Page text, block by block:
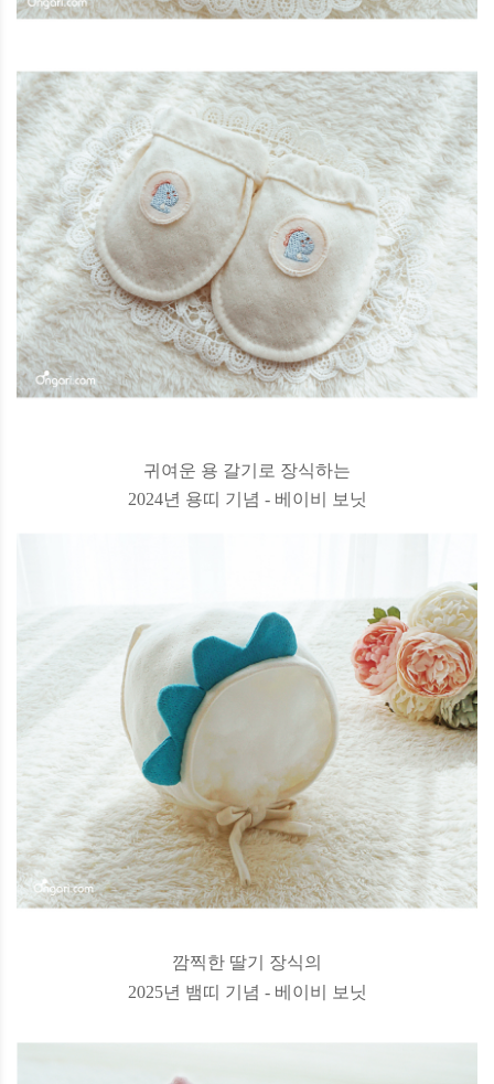
귀여운 용 갈기로 장식하는
2024년 용띠 기념 - 베이비 보닛
깜찍한 딸기 장식의
2025년 뱀띠 기념 - 베이비 보닛